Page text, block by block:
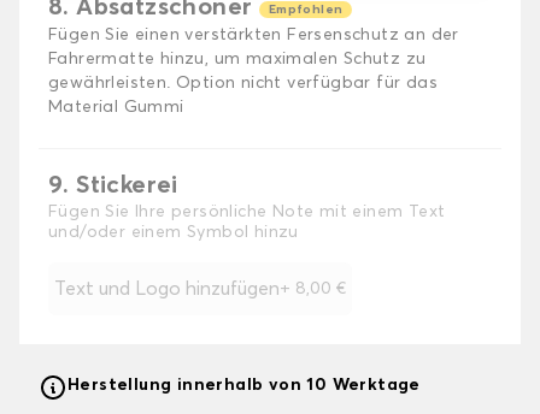
8. Absatzschoner Empfohlen
Fügen Sie einen verstärkten Fersenschutz an der
Fahrermatte hinzu, um maximalen Schutz zu
gewährleisten. Option nicht verfügbar für das
Material Gummi
9. Stickerei
Fügen Sie Ihre persönliche Note mit einem Text
und/oder einem Symbol hinzu
Text und Logo hinzufügen+ 8,00 €
Herstellung innerhalb von 10 Werktage